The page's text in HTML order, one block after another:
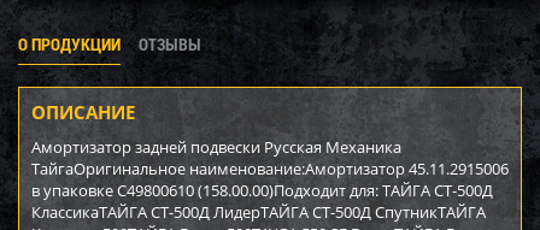
О ПРОДУКЦИИ ОТЗЫВЫ
ОПИСАНИЕ
Амортизатор задней подвески Русская Механика
ТайгаОригинальное наименование:Амортизатор 45.11.2915006
в упаковке C49800610 (158.00.00)Подходит для: ТАЙГА СТ-500Д
КлассикаТАЙГА СТ-500Д ЛидерТАЙГА СТ-500Д СпутникТАЙГА